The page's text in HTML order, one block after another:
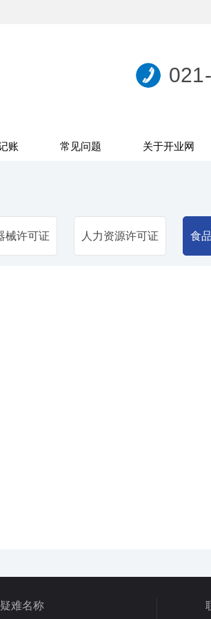
账 常见问题 关于开业网
械许可证 人力资源许可证 食
疑难名称